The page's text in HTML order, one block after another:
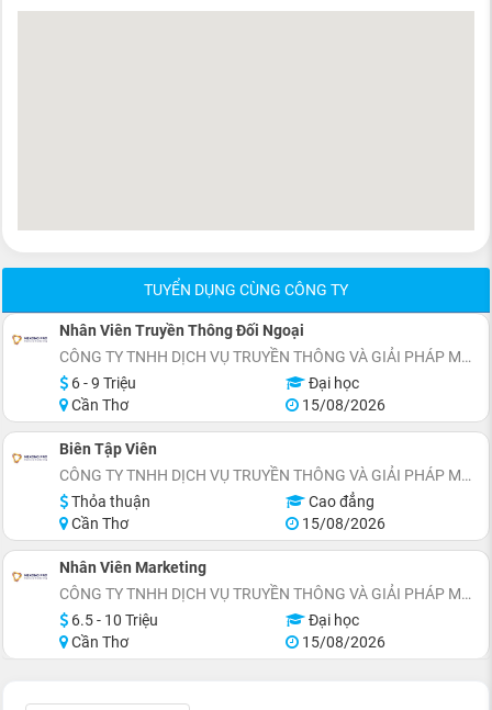
TUYỂN DỤNG CÙNG CÔNG TY
Nhân Viên Truyền Thông Đối Ngoại
CÔNG TY TNHH DỊCH VỤ TRUYỀN THÔNG VÀ GIẢI PHÁP MARKETING MEKONG PRO
6 - 9 Triệu
Đại học
Cần Thơ
15/08/2026
Biên Tập Viên
CÔNG TY TNHH DỊCH VỤ TRUYỀN THÔNG VÀ GIẢI PHÁP MARKETING MEKONG PRO
Thỏa thuận
Cao đẳng
Cần Thơ
15/08/2026
Nhân Viên Marketing
CÔNG TY TNHH DỊCH VỤ TRUYỀN THÔNG VÀ GIẢI PHÁP MARKETING MEKONG PRO
6.5 - 10 Triệu
Đại học
Cần Thơ
15/08/2026